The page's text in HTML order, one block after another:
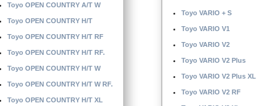
Toyo OPEN COUNTRY A/T W
Toyo OPEN COUNTRY H/T
Toyo OPEN COUNTRY H/T RF
Toyo OPEN COUNTRY H/T RF.
Toyo OPEN COUNTRY H/T W
Toyo OPEN COUNTRY H/T W RF.
Toyo OPEN COUNTRY H/T XL
Toyo VARIO + S
Toyo VARIO V1
Toyo VARIO V2
Toyo VARIO V2 Plus
Toyo VARIO V2 Plus XL
Toyo VARIO V2 RF